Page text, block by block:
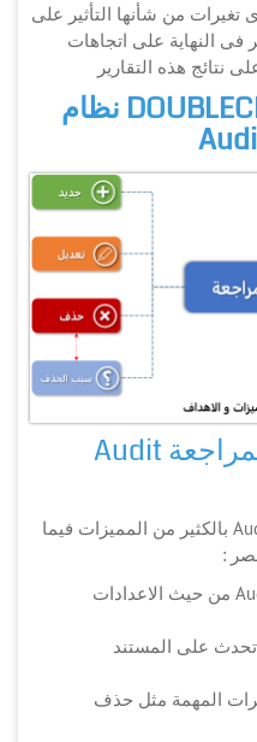
من شأنها التأثير على
فى النهاية على اتجاهات
نتائج هذه التقارير
لذلك قدم برنامج DOUBLECLICK نظام
مميزات نظام سجل المراجعة Audit
يتميز نظام سجل المراجعة Audit Trail بالكثير من المميزات فيما
:
سهولة التعامل مع نظام Audit Trail من حيث الاعدادات
تحدث على المستند
المهمة مثل حذف